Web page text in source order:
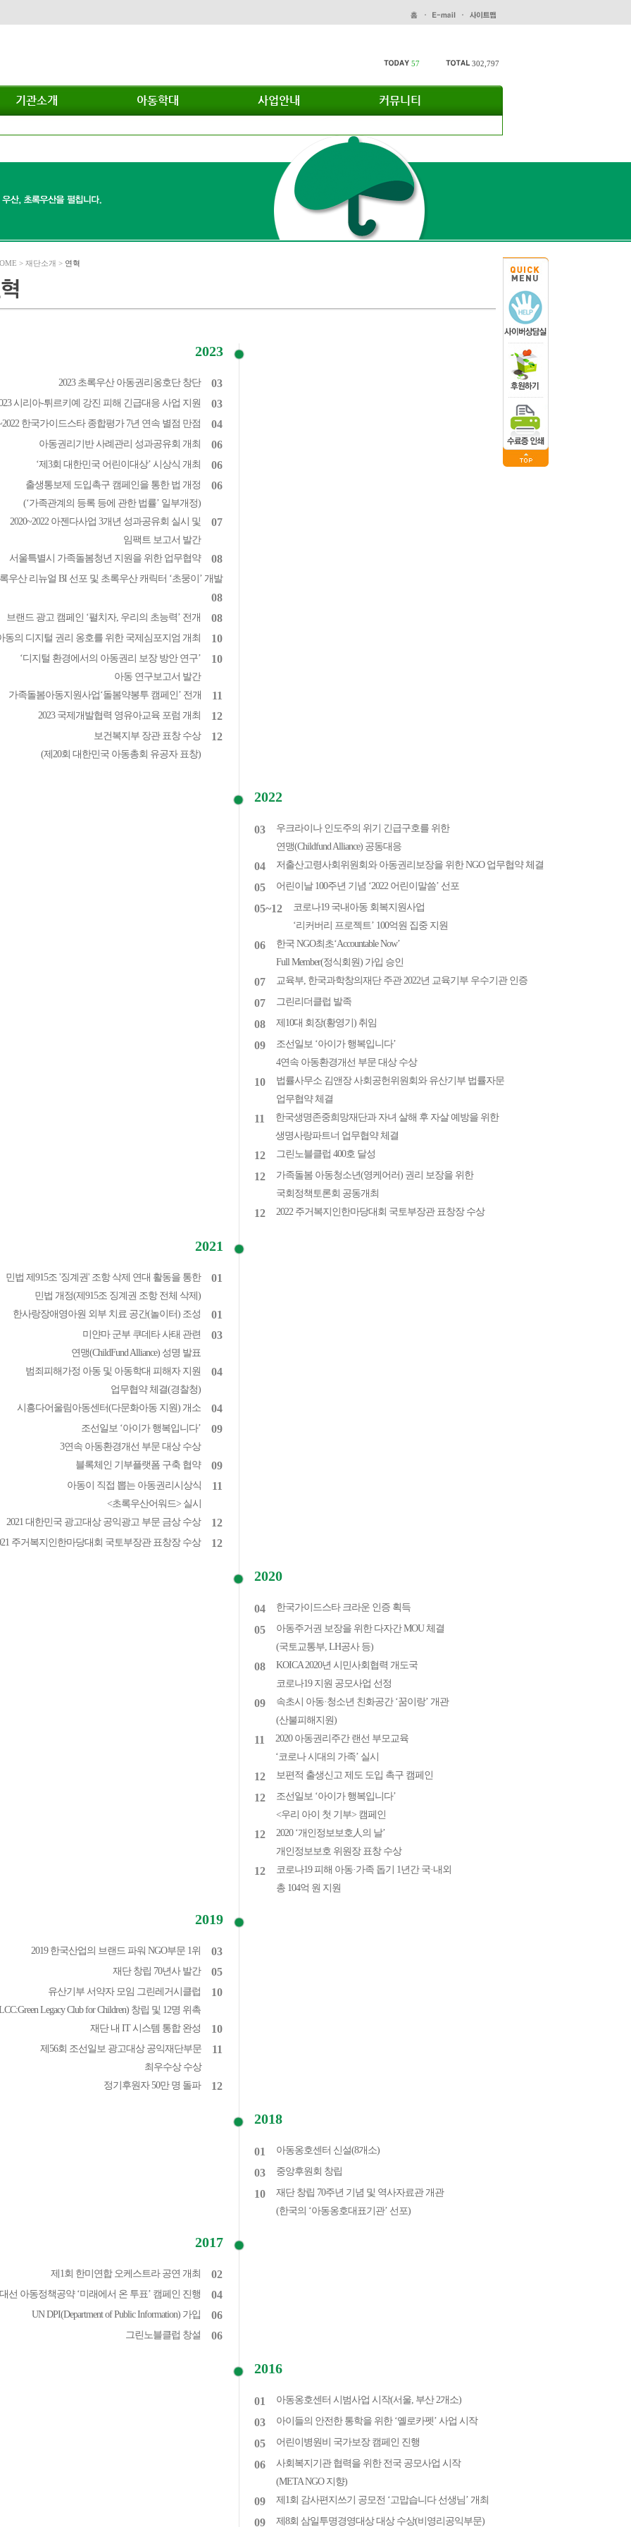
57 302,797
기관소개 아동학대 사업안내 커뮤니티
> 재단소개 > 연혁
2023
2023 초록우산 아동권리옹호단 창단 03
시리아-튀르키예 강진 피해 긴급대응 사업 지원 03
한국가이드스타 종합평가 7년 연속 별점 만점 04
아동권리기반 사례관리 성과공유회 개최 06
‘제3회 대한민국 어린이대상’ 시상식 개최 06
출생통보제 도입촉구 캠페인을 통한 법 개정
(‘가족관계의 등록 등에 관한 법률’ 일부개정)
06
2020~2022 아젠다사업 3개년 성과공유회 실시 및
임팩트 보고서 발간
07
서울특별시 가족돌봄청년 지원을 위한 업무협약 08
우산 리뉴얼 BI 선포 및 초록우산 캐릭터 ‘초뭉이’ 개발
08
브랜드 광고 캠페인 ‘펼치자, 우리의 초능력’ 전개 08
동의 디지털 권리 옹호를 위한 국제심포지엄 개최 10
‘디지털 환경에서의 아동권리 보장 방안 연구’
아동 연구보고서 발간
10
가족돌봄아동지원사업‘돌봄약봉투 캠페인’ 전개 11
2023 국제개발협력 영유아교육 포럼 개최 12
보건복지부 장관 표창 수상
(제20회 대한민국 아동총회 유공자 표창)
12
2022
03
우크라이나 인도주의 위기 긴급구호를 위한
연맹(Childfund Alliance) 공동대응
04 저출산고령사회위원회와 아동권리보장을 위한 NGO 업무협약 체결
05 어린이날 100주년 기념 ‘2022 어린이말씀’ 선포
05~12
코로나19 국내아동 회복지원사업
‘리커버리 프로젝트’ 100억원 집중 지원
06
한국 NGO최초‘Accountable Now’
Full Member(정식회원) 가입 승인
07 교육부, 한국과학창의재단 주관 2022년 교육기부 우수기관 인증
07 그린리더클럽 발족
08 제10대 회장(황영기) 취임
09
조선일보 ‘아이가 행복입니다’
4연속 아동환경개선 부문 대상 수상
10
법률사무소 김앤장 사회공헌위원회와 유산기부 법률자문
업무협약 체결
11
한국생명존중희망재단과 자녀 살해 후 자살 예방을 위한
생명사랑파트너 업무협약 체결
12 그린노블클럽 400호 달성
12
가족돌봄 아동청소년(영케어러) 권리 보장을 위한
국회정책토론회 공동개최
12 2022 주거복지인한마당대회 국토부장관 표창장 수상
2021
민법 제915조 '징계권' 조항 삭제 연대 활동을 통한
민법 개정(제915조 징계권 조항 전체 삭제)
01
한사랑장애영아원 외부 치료 공간(놀이터) 조성 01
미얀마 군부 쿠데타 사태 관련
연맹(ChildFund Alliance) 성명 발표
03
범죄피해가정 아동 및 아동학대 피해자 지원
업무협약 체결(경찰청)
04
시흥다어울림아동센터(다문화아동 지원) 개소 04
조선일보 ‘아이가 행복입니다’
3연속 아동환경개선 부문 대상 수상
09
블록체인 기부플랫폼 구축 협약 09
아동이 직접 뽑는 아동권리시상식
<초록우산어워드> 실시
11
2021 대한민국 광고대상 공익광고 부문 금상 수상 12
주거복지인한마당대회 국토부장관 표창장 수상 12
2020
04 한국가이드스타 크라운 인증 획득
05
아동주거권 보장을 위한 다자간 MOU 체결
(국토교통부, LH공사 등)
08
KOICA 2020년 시민사회협력 개도국
코로나19 지원 공모사업 선정
09
속초시 아동·청소년 친화공간 ‘꿈이랑’ 개관
(산불피해지원)
11
2020 아동권리주간 랜선 부모교육
‘코로나 시대의 가족’ 실시
12 보편적 출생신고 제도 도입 촉구 캠페인
12
조선일보 ‘아이가 행복입니다’
<우리 아이 첫 기부> 캠페인
12
2020 ‘개인정보보호人의 날’
개인정보보호 위원장 표창 수상
12
코로나19 피해 아동·가족 돕기 1년간 국·내외
총 104억 원 지원
2019
2019 한국산업의 브랜드 파워 NGO부문 1위 03
재단 창립 70년사 발간 05
유산기부 서약자 모임 그린레거시클럽
Legacy Club for Children) 창립 및 12명 위촉
10
재단 내 IT 시스템 통합 완성 10
제56회 조선일보 광고대상 공익재단부문
최우수상 수상
11
정기후원자 50만 명 돌파 12
2018
01 아동옹호센터 신설(8개소)
03 중앙후원회 창립
10
재단 창립 70주년 기념 및 역사자료관 개관
(한국의 ‘아동옹호대표기관’ 선포)
2017
제1회 한미연합 오케스트라 공연 개최 02
대선 아동정책공약 ‘미래에서 온 투표’ 캠페인 진행 04
UN DPI(Department of Public Information) 가입 06
그린노블클럽 창설 06
2016
01 아동옹호센터 시범사업 시작(서울, 부산 2개소)
03 아이들의 안전한 통학을 위한 ‘옐로카펫’ 사업 시작
05 어린이병원비 국가보장 캠페인 진행
06
사회복지기관 협력을 위한 전국 공모사업 시작
(META NGO 지향)
09 제1회 감사편지쓰기 공모전 ‘고맙습니다 선생님’ 개최
09 제8회 삼일투명경영대상 대상 수상(비영리공익부문)